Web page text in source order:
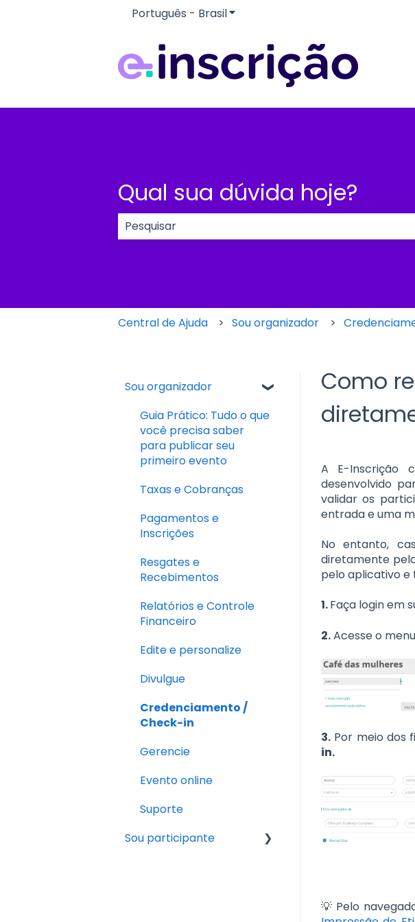
Português - BrasilMostrar submenu para traduções
Qual sua dúvida hoje?
Central de Ajuda Sou organizador
Como
A E-
desenvolvido
validar os
entrada e uma
No entanto,
diretamente
pelo aplicativo
1.Faça login em
2.Acesse o menu
3.Por meio dos
in.
💡 Pelo
Sou organizador
Guia Prático: Tudo o que
você precisa saber
para publicar seu
primeiro evento
Taxas e Cobranças
Pagamentos e
Inscrições
Resgates e
Recebimentos
Relatórios e Controle
Financeiro
Edite e personalize
Divulgue
Credenciamento /
Check-in
Gerencie
Evento online
Suporte
Sou participante